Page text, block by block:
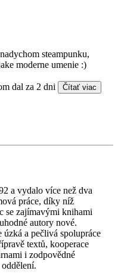
steampunku,
moderne umenie :)
dal za 2 dni Čítať viac
a vydalo více než dva
práce, díky níž
se zajímavými knihami
autory nové.
úzká a pečlivá spolupráce
textů, kooperace
i zodpovědné